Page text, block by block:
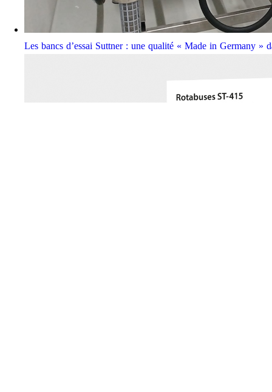
Les bancs d’essai Suttner : une qualité « Made in Germany »